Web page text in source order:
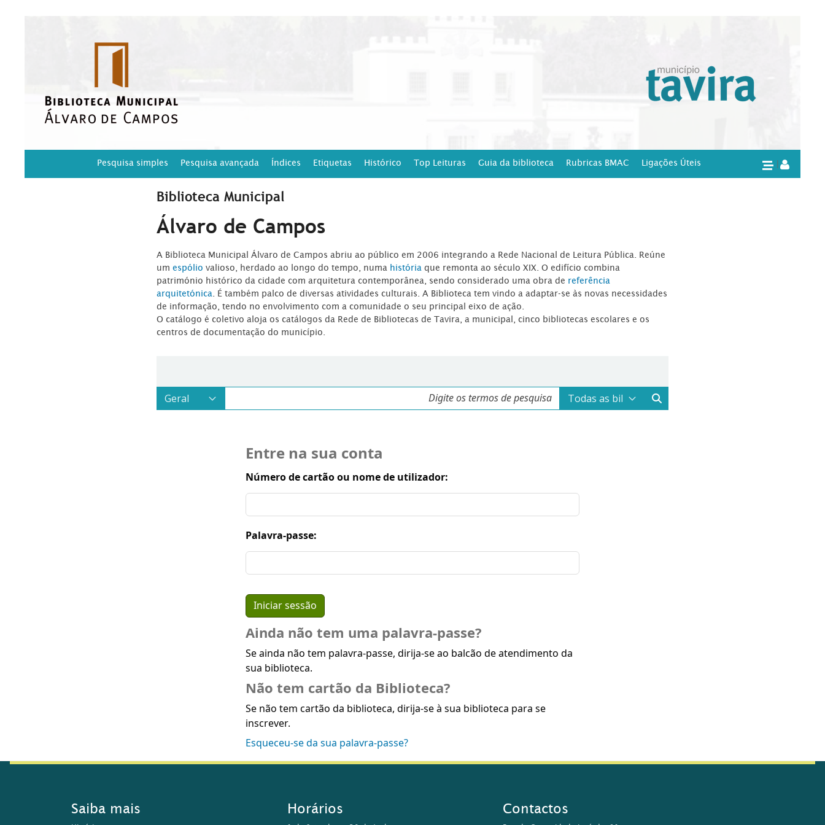
Pesquisa simples Pesquisa avançada Índices Etiquetas Histórico Top Leituras Guia da biblioteca Rubricas BMAC Ligações Úteis
Biblioteca Municipal
Álvaro de Campos
A Biblioteca Municipal Álvaro de Campos abriu ao público em 2006 integrando a Rede Nacional de Leitura Pública. Reúne
um espólio valioso, herdado ao longo do tempo, numa história que remonta ao século XIX. O edifício combina
património histórico da cidade com arquitetura contemporânea, sendo considerado uma obra de referência
arquitetónica . É também palco de diversas atividades culturais. A Biblioteca tem vindo a adaptar-se às novas necessidades
de informação, tendo no envolvimento com a comunidade o seu principal eixo de ação.
O catálogo é coletivo aloja os catálogos da Rede de Bibliotecas de Tavira, a municipal, cinco bibliotecas escolares e os
centros de documentação do município.
Entre na sua conta
Número de cartão ou nome de utilizador:
Palavra-passe:
Ainda não tem uma palavra-passe?
Se ainda não tem palavra-passe, dirija-se ao balcão de atendimento da
sua biblioteca.
Não tem cartão da Biblioteca?
Se não tem cartão da biblioteca, dirija-se à sua biblioteca para se
inscrever.
Esqueceu-se da sua palavra-passe?
Saiba mais Horários Contactos